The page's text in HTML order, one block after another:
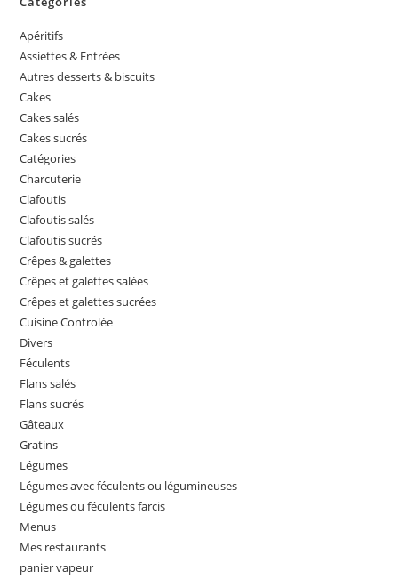
Apéritifs
Assiettes & Entrées
Autres desserts & biscuits
Cakes
Cakes salés
Cakes sucrés
Catégories
Charcuterie
Clafoutis
Clafoutis salés
Clafoutis sucrés
Crêpes & galettes
Crêpes et galettes salées
Crêpes et galettes sucrées
Cuisine Controlée
Divers
Féculents
Flans salés
Flans sucrés
Gâteaux
Gratins
Légumes
Légumes avec féculents ou légumineuses
Légumes ou féculents farcis
Menus
Mes restaurants
panier vapeur